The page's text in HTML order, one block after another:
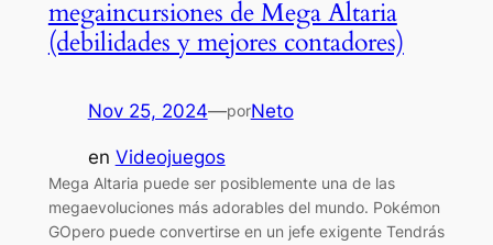
megaincursiones de Mega Altaria
(debilidades y mejores contadores)
Nov 25, 2024—porNeto
en Videojuegos
Mega Altaria puede ser posiblemente una de las
megaevoluciones más adorables del mundo. Pokémon
GOpero puede convertirse en un jefe exigente Tendrás